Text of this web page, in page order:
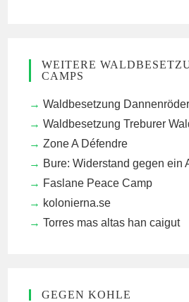
WEITERE
CAMPS
Waldbesetzung
Waldbesetzung Treburer
Zone A Défendre
Bure: Widerstand gegen ein
Faslane Peace Camp
kolonierna.se
Torres mas altas han caigut
GEGEN KOHLE